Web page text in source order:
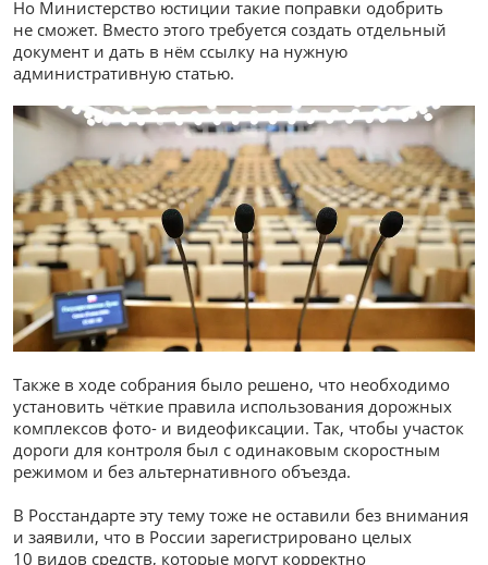
Но Министерство юстиции такие поправки одобрить
не сможет. Вместо этого требуется создать отдельный
документ и дать в нём ссылку на нужную
административную статью.
Также в ходе собрания было решено, что необходимо
установить чёткие правила использования дорожных
комплексов фото- и видеофиксации. Так, чтобы участок
дороги для контроля был с одинаковым скоростным
режимом и без альтернативного объезда.
В Росстандарте эту тему тоже не оставили без внимания
и заявили, что в России зарегистрировано целых
10 видов средств, которые могут корректно